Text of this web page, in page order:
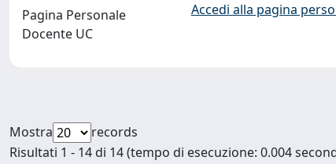
Pagina Personale
Docente UC
Accedi alla pagina
Mostra
records
Risultati 1 - 14 di 14 (tempo di esecuzione: 0.004